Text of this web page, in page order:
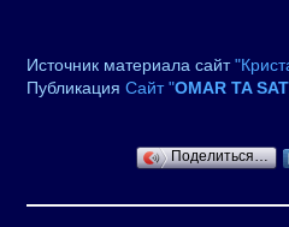
Источник материала сайт
Публикация Сайт "OMAR TA
Поделиться…